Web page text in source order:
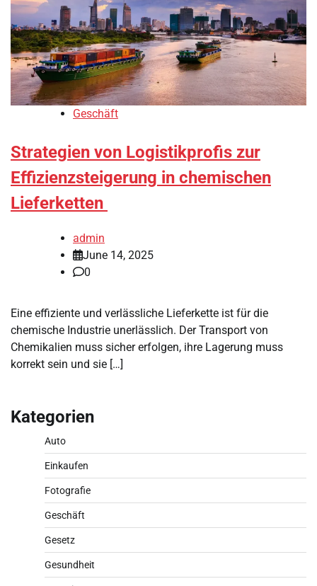
Geschäft
Strategien von Logistikprofis zur
Effizienzsteigerung in chemischen
Lieferketten
admin
June 14, 2025
0
Eine effiziente und verlässliche Lieferkette ist für die
chemische Industrie unerlässlich. Der Transport von
Chemikalien muss sicher erfolgen, ihre Lagerung muss
korrekt sein und sie […]
Kategorien
Auto
Einkaufen
Fotografie
Geschäft
Gesetz
Gesundheit